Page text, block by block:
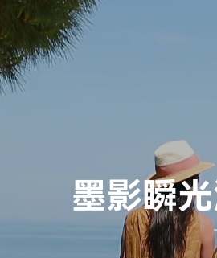
墨影瞬光